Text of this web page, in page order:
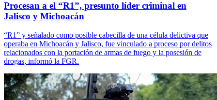
Procesan a el “R1”, presunto líder criminal en
Jalisco y Michoacán
“R1” y señalado como posible cabecilla de una célula delictiva que
operaba en Michoacán y Jalisco, fue vinculado a proceso por delitos
relacionados con la portación de armas de fuego y la posesión de
drogas, informó la FGR.